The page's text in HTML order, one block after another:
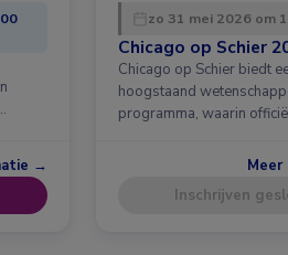
→
zo 31 mei 2026 om
Chicago op Schier
Chicago op Schier biedt
hoogstaand
programma, waarin
Inschrijven